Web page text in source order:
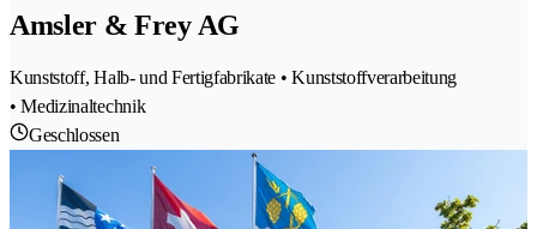
Amsler & Frey AG
Kunststoff, Halb- und Fertigfabrikate • Kunststoffverarbeitung
• Medizinaltechnik
Geschlossen